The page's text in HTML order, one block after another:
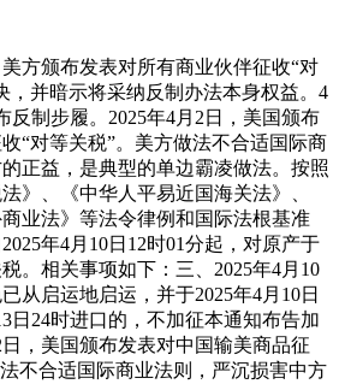
颁布发表对所有商业伙伴征收“对
，并暗示将采纳反制办法本身权益。4
反制步履。2025年4月2日，美国颁布
“对等关税”。美方做法不合适国际商
正益，是典型的单边霸凌做法。按照
》、《中华人平易近国海关法》、
商业法》等法令律例和国际法根基准
年4月10日12时01分起，对原产于
。相关事项如下：三、2025年4月10
从启运地启运，并于2025年4月10日
日24时进口的，不加征本通知布告加
，美国颁布发表对中国输美商品征
不合适国际商业法则，严沉损害中方